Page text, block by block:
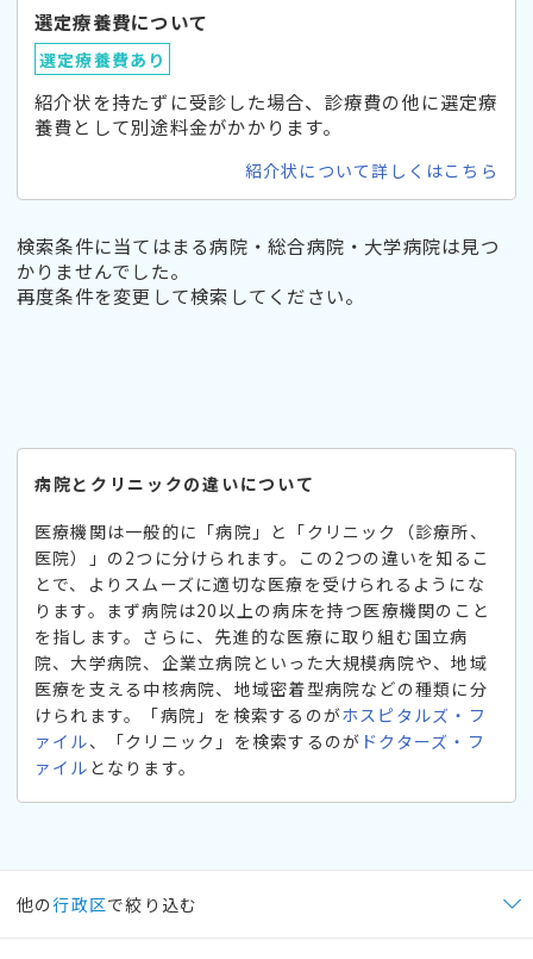
選定療養費について
選定療養費あり
紹介状を持たずに受診した場合、診療費の他に選定療
養費として別途料金がかかります。
紹介状について詳しくはこちら
検索条件に当てはまる病院・総合病院・大学病院は見つ
かりませんでした。
再度条件を変更して検索してください。
病院とクリニックの違いについて
医療機関は一般的に「病院」と「クリニック（診療所、
医院）」の2つに分けられます。この2つの違いを知るこ
とで、よりスムーズに適切な医療を受けられるようにな
ります。まず病院は20以上の病床を持つ医療機関のこと
を指します。さらに、先進的な医療に取り組む国立病
院、大学病院、企業立病院といった大規模病院や、地域
医療を支える中核病院、地域密着型病院などの種類に分
けられます。「病院」を検索するのがホスピタルズ・フ
ァイル、「クリニック」を検索するのが ドクターズ・フ
ァイル となります。
他の行政区で絞り込む